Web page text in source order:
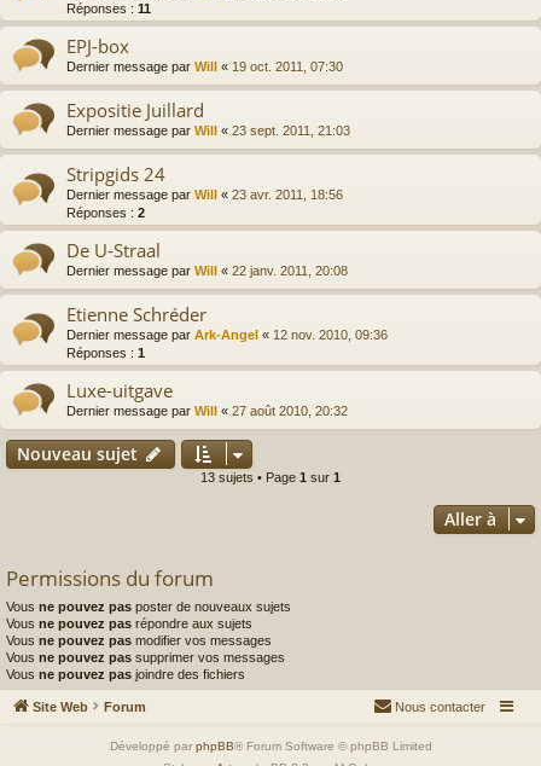
Réponses : 11
EPJ-box
Dernier message par Will « 19 oct. 2011, 07:30
Expositie Juillard
Dernier message par Will « 23 sept. 2011, 21:03
Stripgids 24
Dernier message par Will « 23 avr. 2011, 18:56
Réponses : 2
De U-Straal
Dernier message par Will « 22 janv. 2011, 20:08
Etienne Schréder
Dernier message par Ark-Angel « 12 nov. 2010, 09:36
Réponses : 1
Luxe-uitgave
Dernier message par Will « 27 août 2010, 20:32
Nouveau sujet
13 sujets • Page 1 sur 1
Aller à
Permissions du forum
Vous ne pouvez pas poster de nouveaux sujets
Vous ne pouvez pas répondre aux sujets
Vous ne pouvez pas modifier vos messages
Vous ne pouvez pas supprimer vos messages
Vous ne pouvez pas joindre des fichiers
Site Web Forum Nous contacter
Développé par phpBB® Forum Software © phpBB Limited